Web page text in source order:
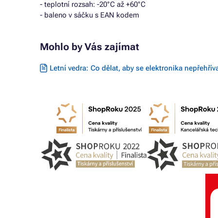
- teplotní rozsah: -20°C až +60°C
- baleno v sáčku s EAN kodem
Mohlo by Vás zajímat
Letní vedra: Co dělat, aby se elektronika